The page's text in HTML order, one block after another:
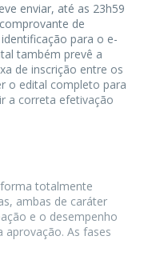
enviar, até as 23h59
de
para o e-
também prevê a
de inscrição entre os
o edital completo para
a correta efetivação
totalmente
ambas de caráter
e o desempenho
aprovação. As fases